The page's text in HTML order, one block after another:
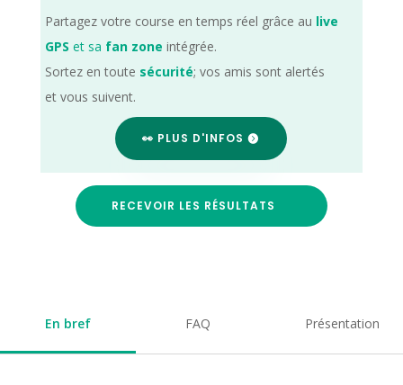
Partagez votre course en temps réel grâce au live
GPS et sa fan zone intégrée.
Sortez en toute sécurité; vos amis sont alertés
et vous suivent.
👀 PLUS D'INFOS
RECEVOIR LES RÉSULTATS
En bref FAQ Présentation